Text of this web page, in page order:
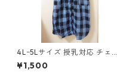
4Lｰ5Lサイズ 授乳対応 チェッ
ク柄 半袖ルームウェア マタニ
ティ ブルー系/グレー ◆KIY-1
¥1,500